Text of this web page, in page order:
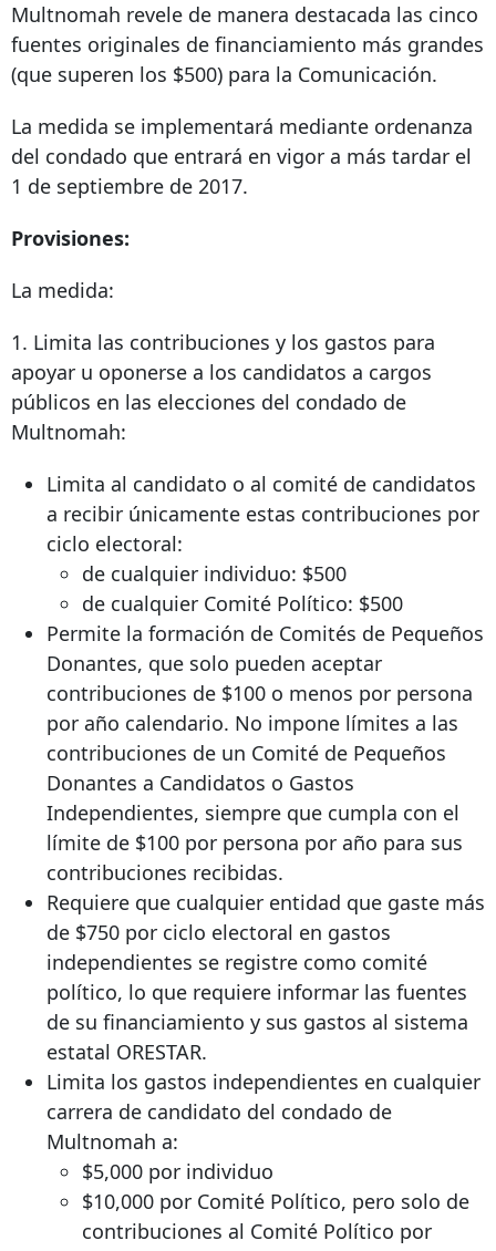
Multnomah revele de manera destacada las cinco
fuentes originales de financiamiento más grandes
(que superen los $500) para la Comunicación.
La medida se implementará mediante ordenanza
del condado que entrará en vigor a más tardar el
1 de septiembre de 2017.
Provisiones:
La medida:
1. Limita las contribuciones y los gastos para
apoyar u oponerse a los candidatos a cargos
públicos en las elecciones del condado de
Multnomah:
Limita al candidato o al comité de candidatos
a recibir únicamente estas contribuciones por
ciclo electoral:
de cualquier individuo: $500
de cualquier Comité Político: $500
Permite la formación de Comités de Pequeños
Donantes, que solo pueden aceptar
contribuciones de $100 o menos por persona
por año calendario. No impone límites a las
contribuciones de un Comité de Pequeños
Donantes a Candidatos o Gastos
Independientes, siempre que cumpla con el
límite de $100 por persona por año para sus
contribuciones recibidas.
Requiere que cualquier entidad que gaste más
de $750 por ciclo electoral en gastos
independientes se registre como comité
político, lo que requiere informar las fuentes
de su financiamiento y sus gastos al sistema
estatal ORESTAR.
Limita los gastos independientes en cualquier
carrera de candidato del condado de
Multnomah a:
$5,000 por individuo
$10,000 por Comité Político, pero solo de
contribuciones al Comité Político por